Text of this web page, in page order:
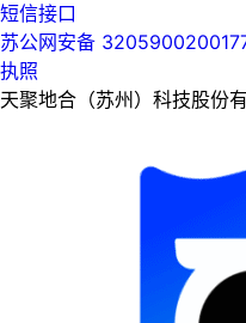
短信接口
苏公网安备
执照
天聚地合（苏州）科技股份